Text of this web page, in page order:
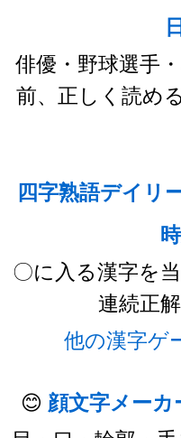
俳優・野球選手
前、正しく読め
四字熟語デイリ
〇に入る漢字を
連続正
他の漢字ゲ
😊 顔文字メー